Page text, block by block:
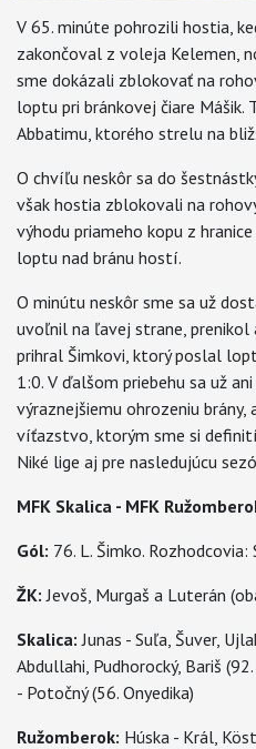
V 65. minúte pohrozili hostia,
zakončoval z voleja Kelemen,
sme dokázali zblokovať na
loptu pri bránkovej čiare Mášik.
Abbatimu, ktorého strelu na
O chvíľu neskôr sa do
však hostia zblokovali na
výhodu priameho kopu z
loptu nad bránu hostí.
O minútu neskôr sme sa už
uvoľnil na ľavej strane, prenikol
prihral Šimkovi, ktorý poslal
1:0. V ďalšom priebehu sa už
výraznejšiemu ohrozeniu
víťazstvo, ktorým sme si
Niké lige aj pre nasledujúcu
MFK Skalica - MFK
Gól: 76. L. Šimko. Rozhodcovia:
ŽK:Jevoš, Murgaš a Luterán
Skalica:Junas - Suľa, Šuver,
Abdullahi, Pudhorocký, Bariš
- Potočný (56. Onyedika)
Ružomberok: Húska - Král,